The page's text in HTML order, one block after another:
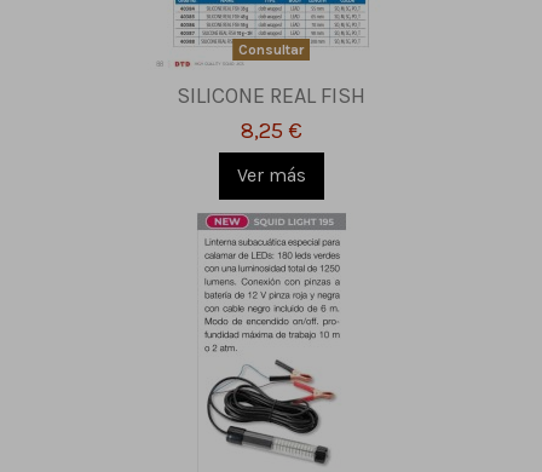
Consultar
SILICONE REAL FISH
8,25 €
Ver más